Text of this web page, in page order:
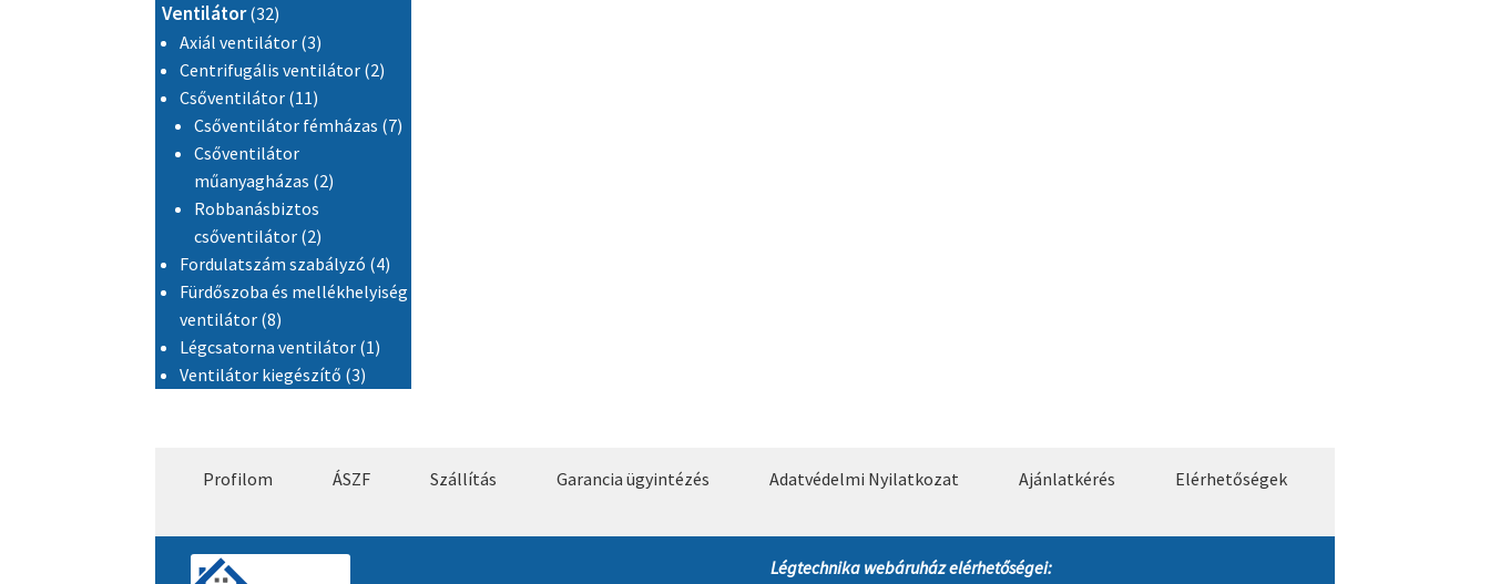
Ventilátor 3232 termék
Axiál ventilátor 33 termék
Centrifugális ventilátor 22 termék
Csőventilátor 1111 termék
Csőventilátor fémházas 77 termék
Csőventilátor
műanyagházas 22 termék
Robbanásbiztos
csőventilátor 22 termék
Fordulatszám szabályzó 44 termék
Fürdőszoba és mellékhelyiség
ventilátor 88 termék
Légcsatorna ventilátor 11 termék
Ventilátor kiegészítő 33 termék
Profilom ÁSZF Szállítás Garancia ügyintézés Adatvédelmi Nyilatkozat Ajánlatkérés Elérhetőségek
Légtechnika webáruház elérhetőségei: